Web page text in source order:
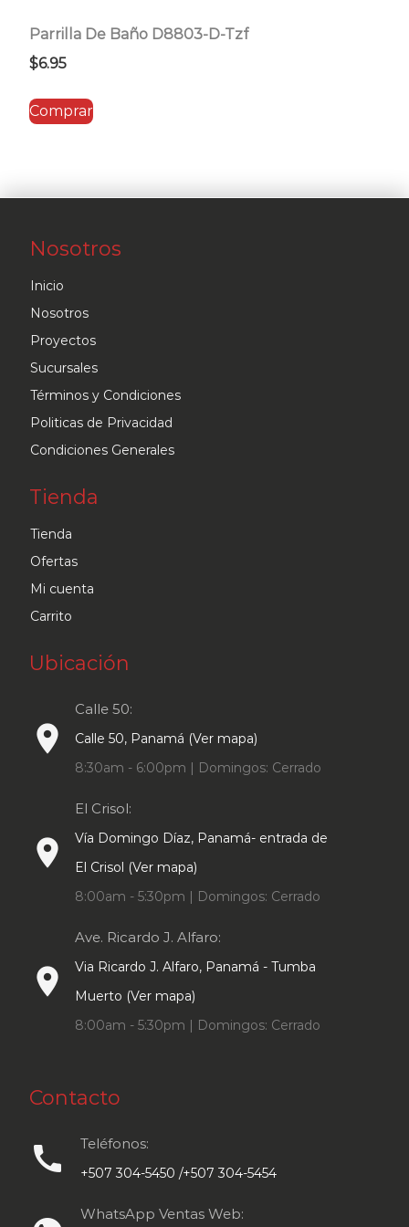
Parrilla De Baño D8803-D-Tzf
$6.95
Comprar
Nosotros
Inicio
Nosotros
Proyectos
Sucursales
Términos y Condiciones
Politicas de Privacidad
Condiciones Generales
Tienda
Tienda
Ofertas
Mi cuenta
Carrito
Ubicación
place
Calle 50:
Calle 50, Panamá (Ver mapa)
8:30am - 6:00pm | Domingos: Cerrado
place
El Crisol:
Vía Domingo Díaz, Panamá- entrada de
El Crisol (Ver mapa)
8:00am - 5:30pm | Domingos: Cerrado
place
Ave. Ricardo J. Alfaro:
Via Ricardo J. Alfaro, Panamá - Tumba
Muerto (Ver mapa)
8:00am - 5:30pm | Domingos: Cerrado
Contacto
call Teléfonos:
+507 304-5450 /+507 304-5454
WhatsApp Ventas Web: